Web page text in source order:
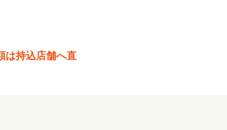
は持込店舗へ直